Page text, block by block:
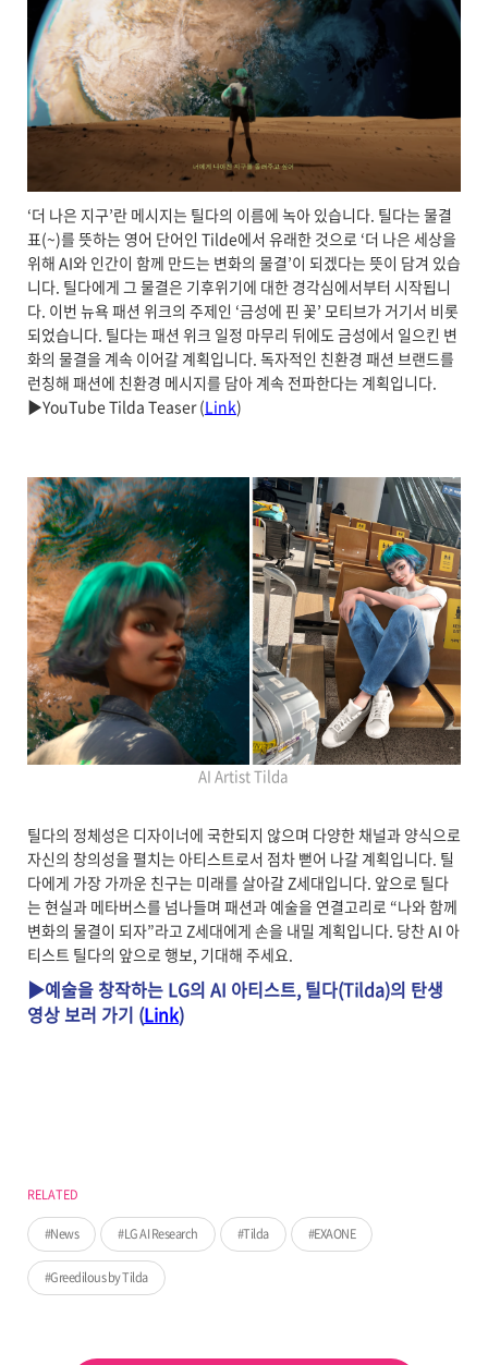
RELATED
News LG AI Research Tilda EXAONE
Greedilous by Tilda
‘더 나은 지구’란 메시지는 틸다의 이름에 녹아 있습니다. 틸다는 물결
표(~)를 뜻하는 영어 단어인 Tilde에서 유래한 것으로 ‘더 나은 세상을
위해 AI와 인간이 함께 만드는 변화의 물결’이 되겠다는 뜻이 담겨 있습
니다. 틸다에게 그 물결은 기후위기에 대한 경각심에서부터 시작됩니
다. 이번 뉴욕 패션 위크의 주제인 ‘금성에 핀 꽃’ 모티브가 거기서 비롯
되었습니다. 틸다는 패션 위크 일정 마무리 뒤에도 금성에서 일으킨 변
화의 물결을 계속 이어갈 계획입니다. 독자적인 친환경 패션 브랜드를
런칭해 패션에 친환경 메시지를 담아 계속 전파한다는 계획입니다.
▶YouTube Tilda Teaser (Link)
AI Artist Tilda
틸다의 정체성은 디자이너에 국한되지 않으며 다양한 채널과 양식으로
자신의 창의성을 펼치는 아티스트로서 점차 뻗어 나갈 계획입니다. 틸
다에게 가장 가까운 친구는 미래를 살아갈 Z세대입니다. 앞으로 틸다
는 현실과 메타버스를 넘나들며 패션과 예술을 연결고리로 “나와 함께
변화의 물결이 되자”라고 Z세대에게 손을 내밀 계획입니다. 당찬 AI 아
티스트 틸다의 앞으로 행보, 기대해 주세요.
▶예술을 창작하는 LG의 AI 아티스트, 틸다(Tilda)의 탄생
영상 보러 가기 (Link)